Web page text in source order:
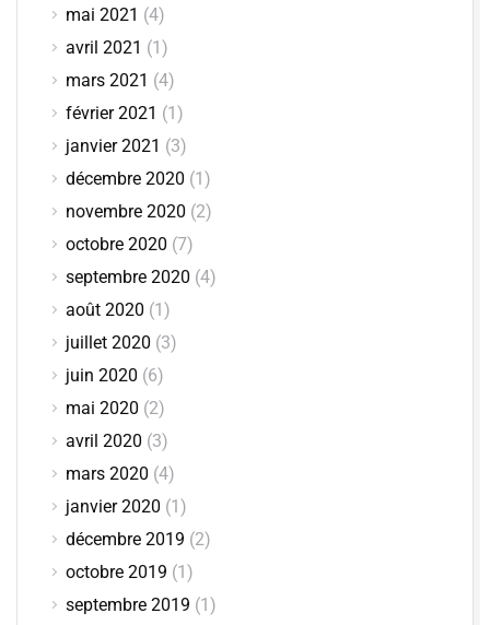
mai 2021 (4)
avril 2021 (1)
mars 2021 (4)
février 2021 (1)
janvier 2021 (3)
décembre 2020 (1)
novembre 2020 (2)
octobre 2020 (7)
septembre 2020 (4)
août 2020 (1)
juillet 2020 (3)
juin 2020 (6)
mai 2020 (2)
avril 2020 (3)
mars 2020 (4)
janvier 2020 (1)
décembre 2019 (2)
octobre 2019 (1)
septembre 2019 (1)